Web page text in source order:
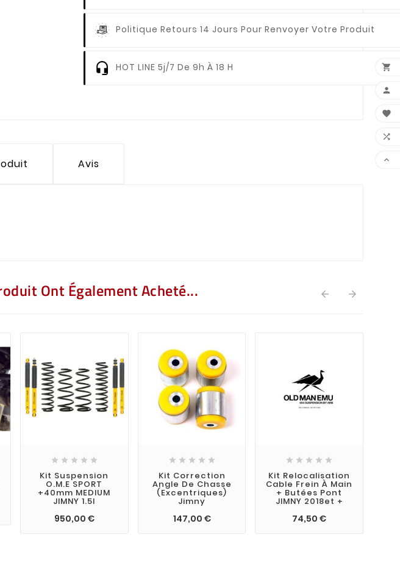
Politique Retours 14 Jours Pour Renvoyer Votre Produit
HOT LINE 5j/7 De 9h À 18 H
Avis
Ont Également Acheté...  
    
Kit Suspension
O.M.E SPORT
+40mm MEDIUM
JIMNY 1.5I
950,00 €
    
Kit Correction
Angle De Chasse
(excentriques)
Jimny
147,00 €
    
Kit Relocalisation
Cable Frein À Main
+ Butées Pont
JIMNY 2018et +
74,50 €




